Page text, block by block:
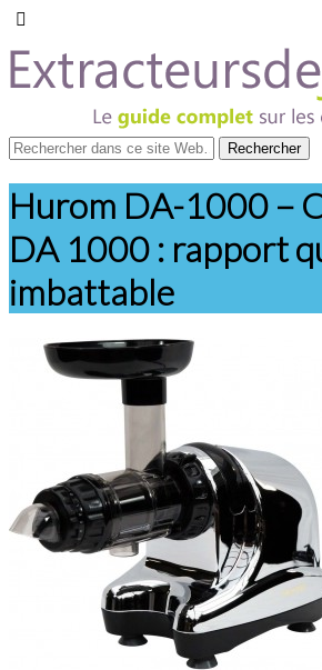
Hurom DA-1000 –
DA 1000 : rapport
imbattable